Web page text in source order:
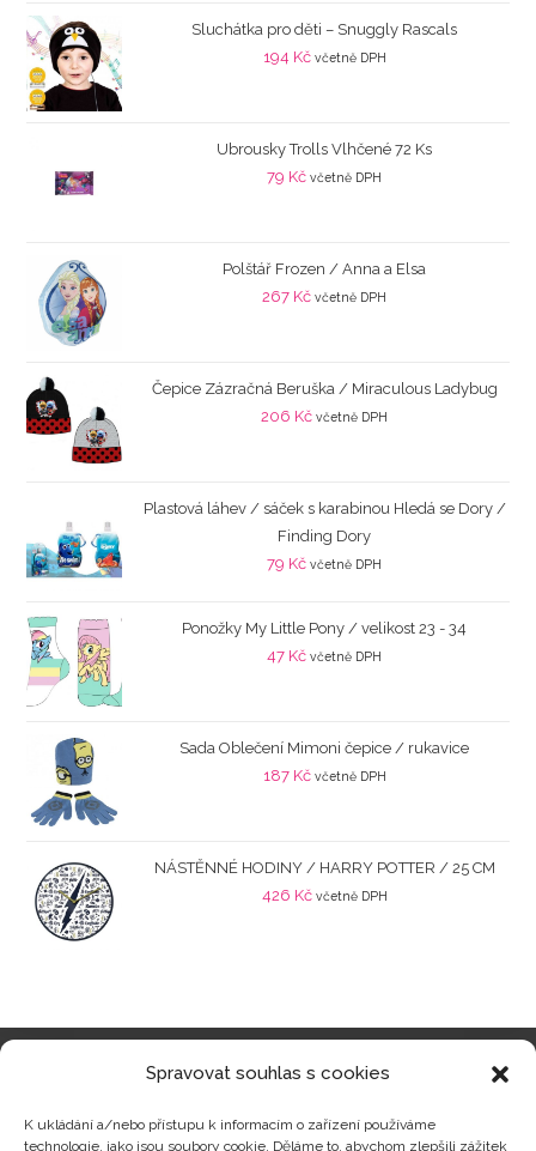
Spravovat souhlas s cookies
K ukládání a/nebo přístupu k informacím o zařízení používáme
technologie, jako jsou soubory cookie. Děláme to, abychom zlepšili zážitek
Sluchátka pro děti – Snuggly Rascals
194 Kč včetně DPH
Ubrousky Trolls Vlhčené 72 Ks
79 Kč včetně DPH
Polštář Frozen / Anna a Elsa
267 Kč včetně DPH
Čepice Zázračná Beruška / Miraculous Ladybug
206 Kč včetně DPH
Plastová láhev / sáček s karabinou Hledá se Dory /
Finding Dory
79 Kč včetně DPH
Ponožky My Little Pony / velikost 23 - 34
47 Kč včetně DPH
Sada Oblečení Mimoni čepice / rukavice
187 Kč včetně DPH
NÁSTĚNNÉ HODINY / HARRY POTTER / 25 CM
426 Kč včetně DPH